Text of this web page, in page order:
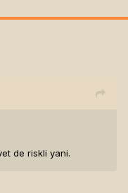
de riskli yani.